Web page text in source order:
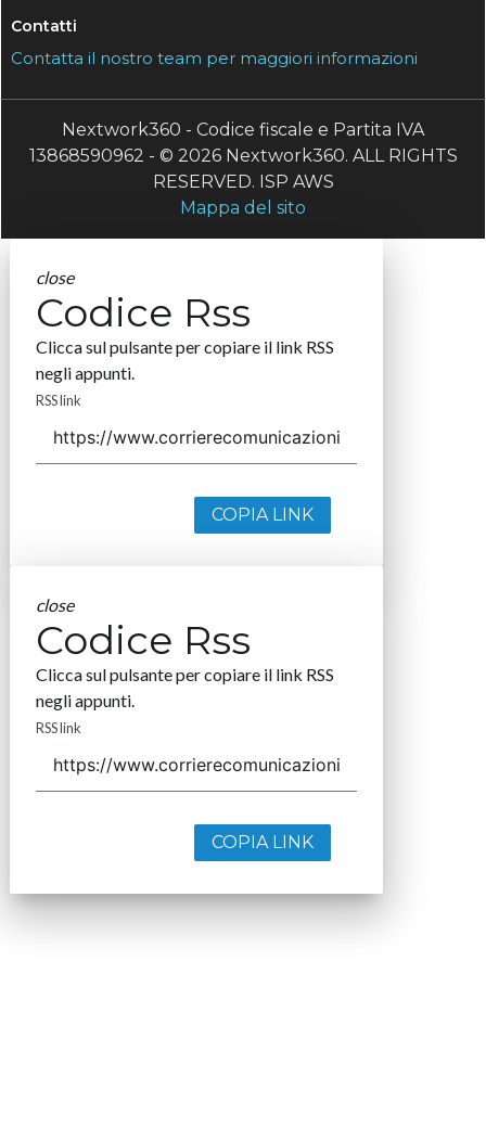
Contatti
Contatta il nostro team per maggiori informazioni
Nextwork360 - Codice fiscale e Partita IVA
13868590962 - © 2026 Nextwork360. ALL RIGHTS
RESERVED. ISP AWS
Mappa del sito
close
Codice Rss
Clicca sul pulsante per copiare il link RSS
negli appunti.
RSS link
COPIA LINK
close
Codice Rss
Clicca sul pulsante per copiare il link RSS
negli appunti.
RSS link
COPIA LINK